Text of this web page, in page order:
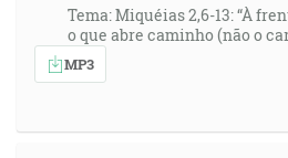
Tema: Miquéias 2,6-13: “À
o que abre caminho (não o
MP3